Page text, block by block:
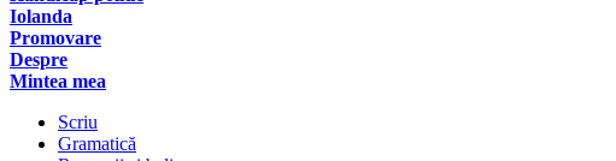
Iolanda
Promovare
Despre
Mintea mea
Scriu
Gramatică